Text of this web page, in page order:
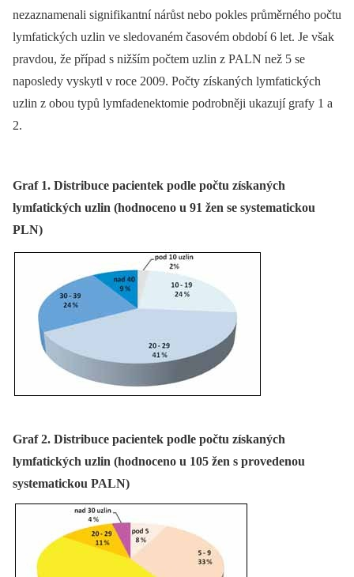
nezaznamenali signifikantní nárůst nebo pokles průměrného počtu
lymfatických uzlin ve sledovaném časovém období 6 let. Je však
pravdou, že případ s nižším počtem uzlin z PALN než 5 se
naposledy vyskytl v roce 2009. Počty získaných lymfatických
uzlin z obou typů lymfadenektomie podrobněji ukazují grafy 1 a
2.
Graf 1. Distribuce pacientek podle počtu získaných
lymfatických uzlin (hodnoceno u 91 žen se systematickou
PLN)
Graf 2. Distribuce pacientek podle počtu získaných
lymfatických uzlin (hodnoceno u 105 žen s provedenou
systematickou PALN)